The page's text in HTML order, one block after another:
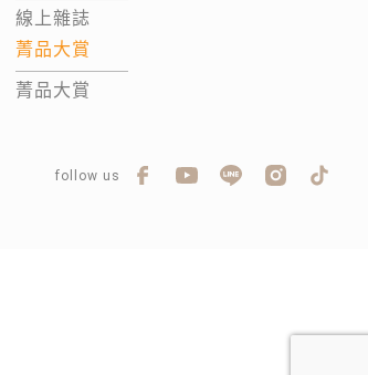
線上雜誌
菁品大賞
菁品大賞
follow us